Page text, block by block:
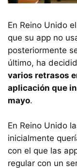
En Reino Unido
que su app no
posteriormente
último, ha
varios retrasos
aplicación que
mayo.
En Reino Unido
inicialmente
con el que las
regular con un